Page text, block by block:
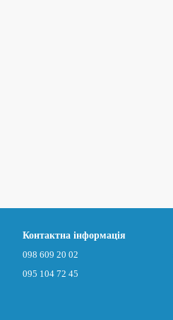
Контактна інформація
098 609 20 02
095 104 72 45